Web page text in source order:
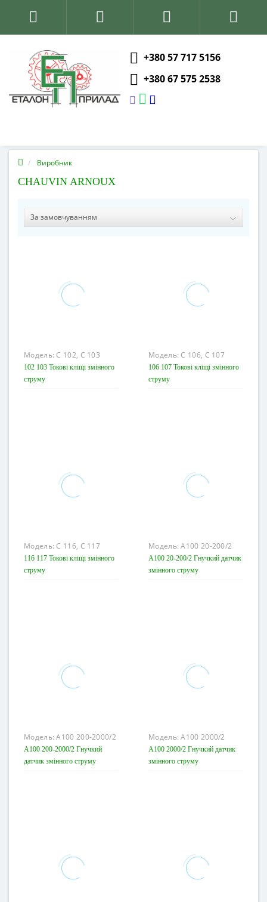
+380 57 717 5156
+380 67 575 2538
Виробник
CHAUVIN ARNOUX
Модель:С 102, С 103
102 103 Токові кліщі змінного
струму
Модель:С 106, С 107
106 107 Токові кліщі змінного
струму
Модель:С 116, С 117
116 117 Токові кліщі змінного
струму
Модель:A100 20-200/2
A100 20-200/2 Гнучкий датчик
змінного струму
Модель:A100 200-2000/2
A100 200-2000/2 Гнучкий
датчик змінного струму
Модель:A100 2000/2
A100 2000/2 Гнучкий датчик
змінного струму